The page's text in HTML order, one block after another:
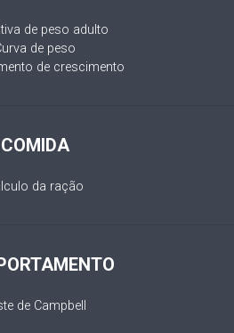
de peso adulto
de peso
de crescimento
COMIDA
da ração
de Campbell